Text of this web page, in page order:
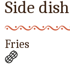
Side dish
Fries